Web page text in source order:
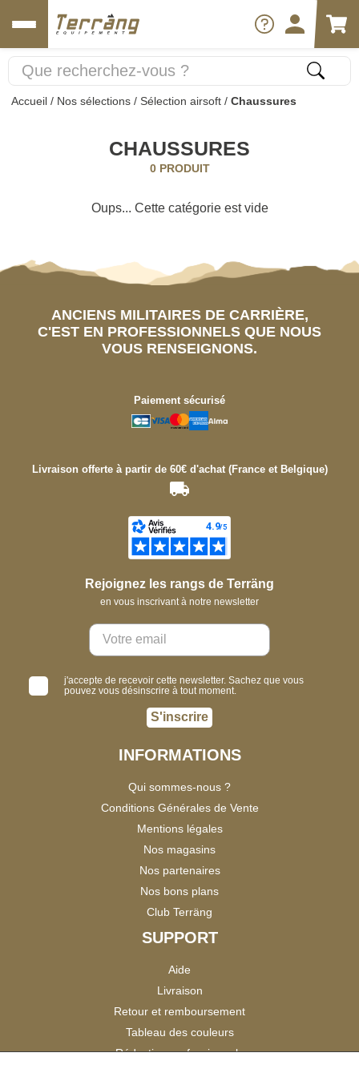
Accueil / Nos sélections / Sélection airsoft / Chaussures
CHAUSSURES
0 PRODUIT
Oups... Cette catégorie est vide
ANCIENS MILITAIRES DE CARRIÈRE,
C'EST EN PROFESSIONNELS QUE NOUS
VOUS RENSEIGNONS.
Paiement sécurisé
Livraison offerte à partir de 60€ d'achat (France et Belgique)
Rejoignez les rangs de Terräng
en vous inscrivant à notre newsletter
j'accepte de recevoir cette newsletter. Sachez que vous
pouvez vous désinscrire à tout moment.
S'inscrire
INFORMATIONS
Qui sommes-nous ?
Conditions Générales de Vente
Mentions légales
Nos magasins
Nos partenaires
Nos bons plans
Club Terräng
SUPPORT
Aide
Livraison
Retour et remboursement
Tableau des couleurs
Réduction professionnels